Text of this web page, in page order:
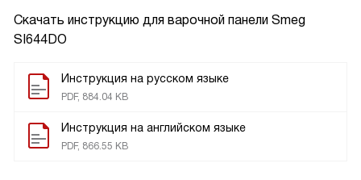
Скачать инструкцию для варочной панели Smeg
SI644DO
Инструкция на русском языке
PDF, 884.04 KB
Инструкция на английском языке
PDF, 866.55 KB